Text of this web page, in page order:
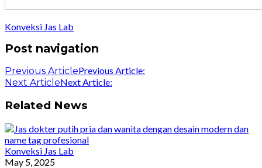
Konveksi Jas Lab
Post navigation
Previous ArticlePrevious Article:
Next ArticleNext Article:
Related News
Konveksi Jas Lab
May 5, 2025